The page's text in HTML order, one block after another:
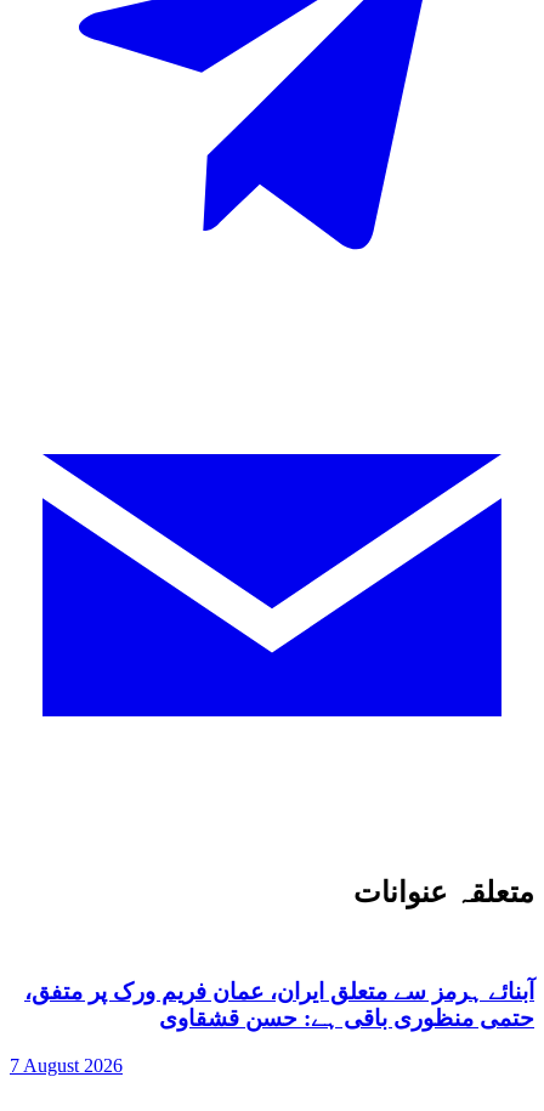
متعلقہ عنوانات
آبنائے ہرمز سے متعلق ایران، عمان فریم ورک پر متفق،
حتمی منظوری باقی ہے: حسن قشقاوی
7 August 2026